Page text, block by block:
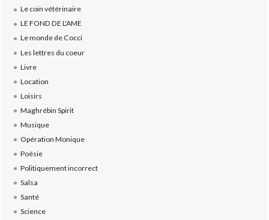
Le coin vétérinaire
LE FOND DE L'AME
Le monde de Cocci
Les lettres du coeur
Livre
Location
Loisirs
Maghrébin Spirit
Musique
Opération Monique
Poésie
Politiquement incorrect
Salsa
Santé
Science